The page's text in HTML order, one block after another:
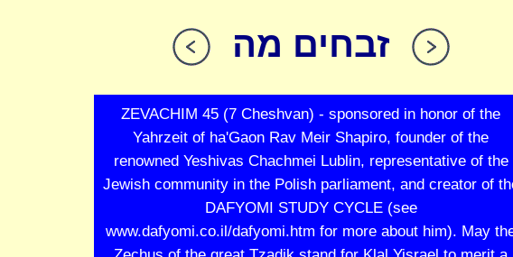
זבחים מה
ZEVACHIM 45 (7 Cheshvan) - sponsored in honor of the
Yahrzeit of ha'Gaon Rav Meir Shapiro, founder of the
renowned Yeshivas Chachmei Lublin, representative of the
Jewish community in the Polish parliament, and creator of
DAFYOMI STUDY CYCLE (see
www.dafyomi.co.il/dafyomi.htm for more about him). May